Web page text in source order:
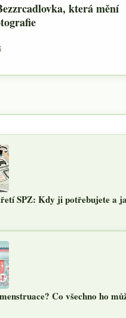
která mění
SPZ: Kdy ji potřebujete a
Co všechno ho